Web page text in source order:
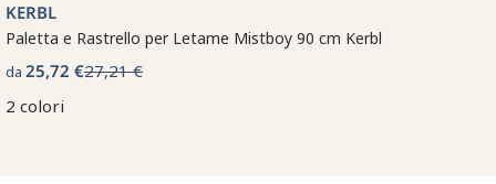
KERBL
Paletta e Rastrello per Letame Mistboy 90 cm Kerbl
da 25,72 €27,21 €
2 colori